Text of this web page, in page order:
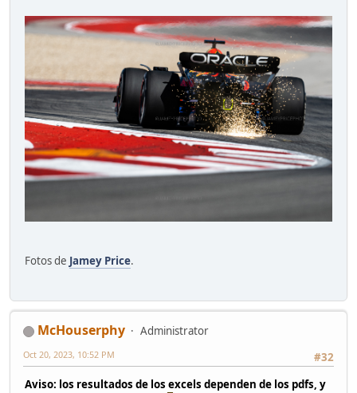
Fotos de Jamey Price.
McHouserphy
Administrator
#32
Oct 20, 2023, 10:52 PM
Aviso: los resultados de los excels dependen de los pdfs, y